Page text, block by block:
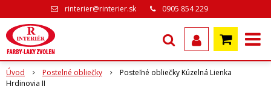
rinterier@rinterier.sk 0905 854 229
Úvod Postelné obliečky
Posteľné obliečky Kúzelná Lienka
Hrdinovia II